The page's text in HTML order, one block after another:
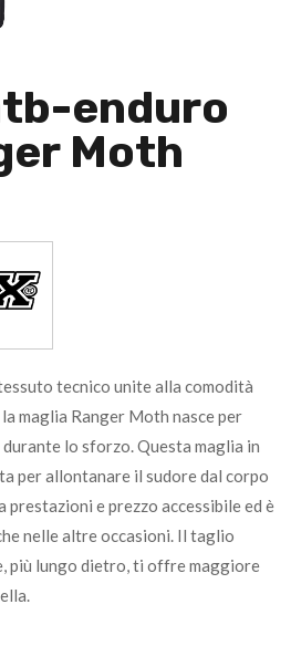
enduro
Moth
tecnico unite alla comodità
maglia Ranger Moth nasce per
lo sforzo. Questa maglia in
per allontanare il sudore dal corpo
prestazioni e prezzo accessibile ed è
nelle altre occasioni. Il taglio
più lungo dietro, ti offre maggiore